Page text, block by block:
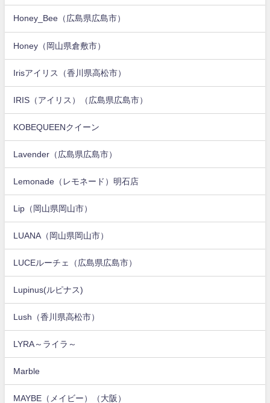
Honey_Bee（広島県広島市）
Honey（岡山県倉敷市）
Irisアイリス（香川県高松市）
IRIS（アイリス）（広島県広島市）
KOBEQUEENクイーン
Lavender（広島県広島市）
Lemonade（レモネード）明石店
Lip（岡山県岡山市）
LUANA（岡山県岡山市）
LUCEルーチェ（広島県広島市）
Lupinus(ルピナス)
Lush（香川県高松市）
LYRA～ライラ～
Marble
MAYBE（メイビー）（大阪）